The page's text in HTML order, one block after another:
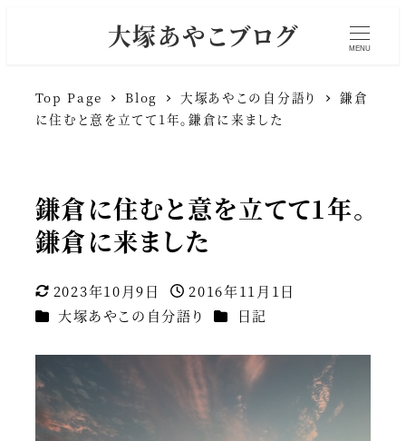
大塚あやこブログ MENU
Top Page Blog 大塚あやこの自分語り
鎌倉
に住むと意を立てて1年。鎌倉に来ました
鎌倉に住むと意を立てて1年。
鎌倉に来ました
更新日
2023年10月9日
投稿日
2016年11月1日
カテゴリー
大塚あやこの自分語り カテゴリー
日記